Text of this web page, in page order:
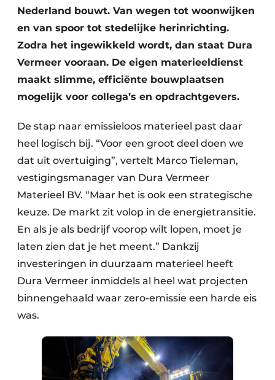
Fundering
Kopen/Huren/Leasen
Sloop & Recycling
Bouwtransport
Machines & Materieel
Nederland bouwt. Van wegen tot woonwijken
en van spoor tot stedelijke herinrichting.
Zodra het ingewikkeld wordt, dan staat Dura
Vermeer vooraan. De eigen materieeldienst
maakt slimme, efficiënte bouwplaatsen
mogelijk voor collega’s en opdrachtgevers.
De stap naar emissieloos materieel past daar
heel logisch bij. “Voor een groot deel doen we
dat uit overtuiging”, vertelt Marco Tieleman,
vestigingsmanager van Dura Vermeer
Materieel BV. “Maar het is ook een strategische
keuze. De markt zit volop in de energietransitie.
En als je als bedrijf voorop wilt lopen, moet je
laten zien dat je het meent.” Dankzij
investeringen in duurzaam materieel heeft
Dura Vermeer inmiddels al heel wat projecten
binnengehaald waar zero-emissie een harde eis
was.